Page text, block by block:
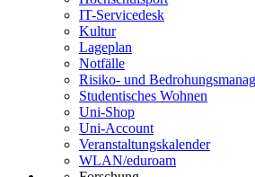
IT-Servicedesk
Kultur
Lageplan
Notfälle
Risiko- und
Studentisches Wohnen
Uni-Shop
Uni-Account
Veranstaltungskalender
WLAN/eduroam